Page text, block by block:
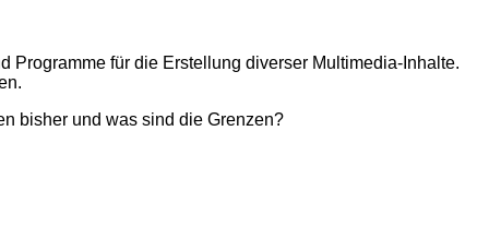
Programme für die Erstellung diverser Multimedia-Inhalte.
bisher und was sind die Grenzen?